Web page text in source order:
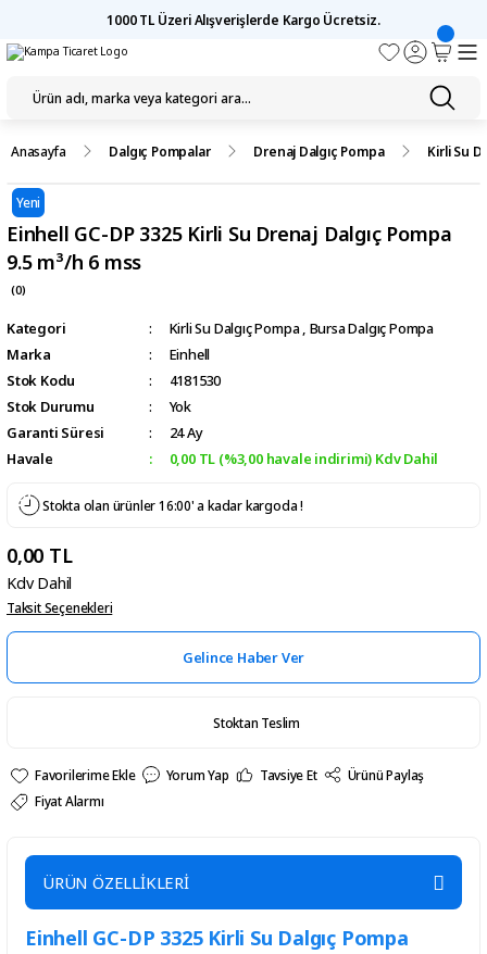
1000 TL Üzeri Alışverişlerde Kargo Ücretsiz.
Anasayfa Dalgıç Pompalar Drenaj Dalgıç Pompa Kirli Su
Yeni
Einhell GC-DP 3325 Kirli Su Drenaj Dalgıç Pompa
9.5 m³/h 6 mss
(0)
Kategori Kirli Su Dalgıç Pompa , Bursa Dalgıç Pompa
Marka
Einhell
Stok Kodu
4181530
Stok Durumu
Yok
Garanti Süresi
24 Ay
Havale
0,00 TL (%3,00 havale indirimi) Kdv Dahil
Stokta olan ürünler 16:00' a kadar kargoda !
0,00 TL
Kdv Dahil
Taksit Seçenekleri
Gelince Haber Ver
Stoktan Teslim
Yorum Yap Tavsiye Et
Ürünü Paylaş
Fiyat Alarmı
ÜRÜN ÖZELLİKLERİ
Einhell GC-DP 3325 Kirli Su Dalgıç Pompa